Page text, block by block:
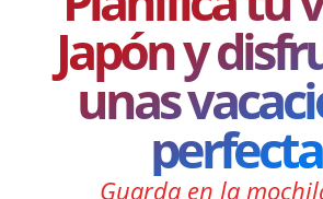
Japón y
unas
Guarda en la